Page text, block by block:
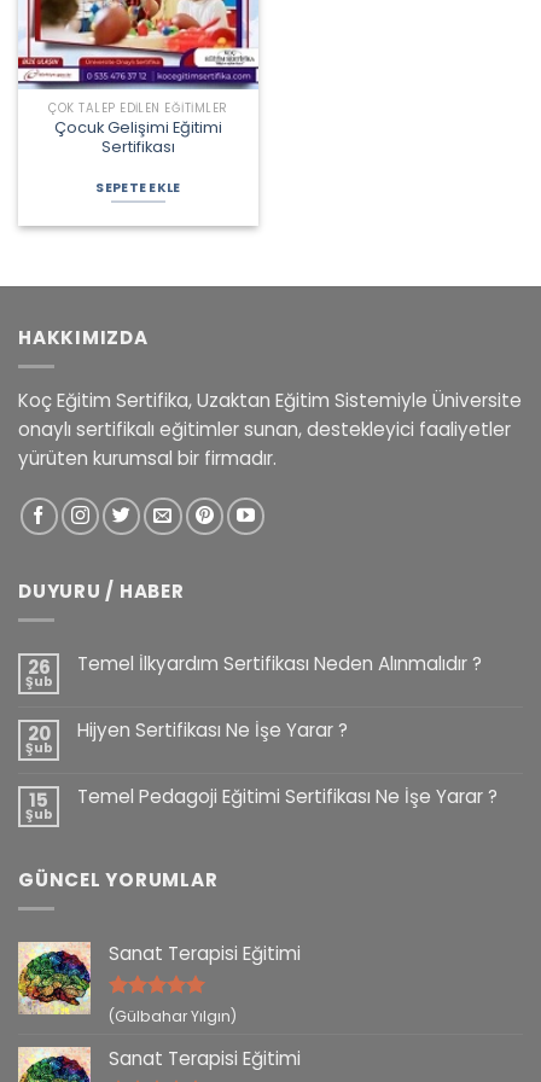
ÇOK TALEP EDILEN EĞITIMLER
Çocuk Gelişimi Eğitimi
Sertifikası
fiyat:
4.000,00 ₺.
andaki
fiyat:
3.000,00 ₺.
SEPETE EKLE
HAKKIMIZDA
Koç Eğitim Sertifika, Uzaktan Eğitim Sistemiyle Üniversite
onaylı sertifikalı eğitimler sunan, destekleyici faaliyetler
yürüten kurumsal bir firmadır.
DUYURU / HABER
26
Şub
Temel İlkyardım Sertifikası Neden Alınmalıdır ?
20
Şub
Hijyen Sertifikası Ne İşe Yarar ?
15
Şub
Temel Pedagoji Eğitimi Sertifikası Ne İşe Yarar ?
GÜNCEL YORUMLAR
Sanat Terapisi Eğitimi
5 üzerinden
(Gülbahar Yılgın)
Sanat Terapisi Eğitimi